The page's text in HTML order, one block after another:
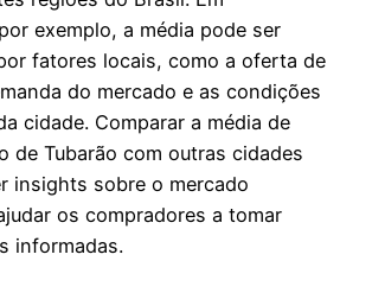
exemplo, a média pode ser
fatores locais, como a oferta de
do mercado e as condições
cidade. Comparar a média de
de Tubarão com outras cidades
insights sobre o mercado
os compradores a tomar
informadas.